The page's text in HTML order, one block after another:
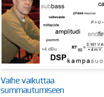
Vaihe vaikuttaa
summautumiseen